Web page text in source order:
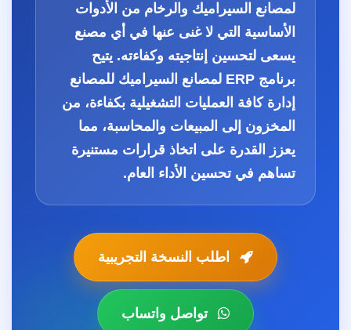
لمصانع السيراميك والرخام من الأدوات
الأساسية التي لا غنى عنها في أي مصنع
يسعى لتحسين إنتاجيته وكفاءته. يتيح
برنامج ERP لمصانع السيراميك
للمصانع
إدارة كافة العمليات التشغيلية بكفاءة، من
المخزون إلى المبيعات والمحاسبة، مما
يعزز القدرة على اتخاذ قرارات مستنيرة
تساهم في تحسين الأداء العام.
اطلب النسخة التجريبية
تواصل واتساب